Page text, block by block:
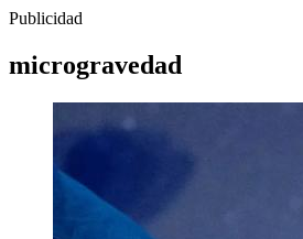
Publicidad
microgravedad